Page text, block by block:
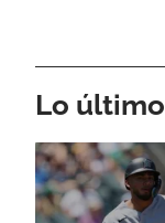
Lo último